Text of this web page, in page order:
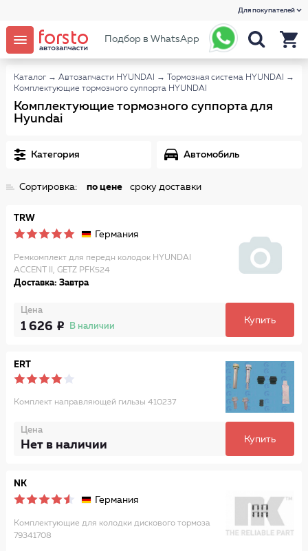
Для покупателей
Подбор в WhatsApp
Каталог → Автозапчасти HYUNDAI → Тормозная система HYUNDAI
→
Комплектующие тормозного суппорта HYUNDAI
Комплектующие тормозного суппорта для
Hyundai
Категория Автомобиль
Сортировка: по цене сроку доставки
TRW
Германия
Ремкомплект для передн колодок HYUNDAI
ACCENT II, GETZ PFK524
Доставка: Завтра
Цена
1 626 В наличии
Купить
ERT
Комплект направляющей гильзы 410237
Цена
Нет в наличии Купить
NK
Германия
Комплектующие для колодки дискового тормоза
79341708